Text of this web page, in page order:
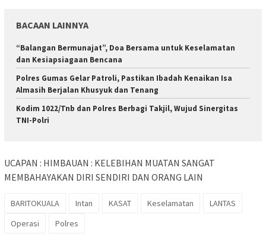
BACAAN LAINNYA
“Balangan Bermunajat”, Doa Bersama untuk Keselamatan
dan Kesiapsiagaan Bencana
Polres Gumas Gelar Patroli, Pastikan Ibadah Kenaikan Isa
Almasih Berjalan Khusyuk dan Tenang
Kodim 1022/Tnb dan Polres Berbagi Takjil, Wujud Sinergitas
TNI-Polri
UCAPAN : HIMBAUAN : KELEBIHAN MUATAN SANGAT
MEMBAHAYAKAN DIRI SENDIRI DAN ORANG LAIN
BARITOKUALA Intan KASAT Keselamatan
LANTAS
Operasi
Polres